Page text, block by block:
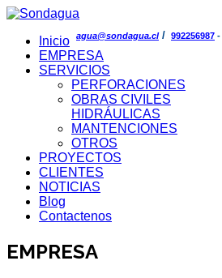
agua@sondagua.cl/ 992256987 -
Inicio
EMPRESA
SERVICIOS
PERFORACIONES
OBRAS CIVILES
HIDRÁULICAS
MANTENCIONES
OTROS
PROYECTOS
CLIENTES
NOTICIAS
Blog
Contactenos
EMPRESA